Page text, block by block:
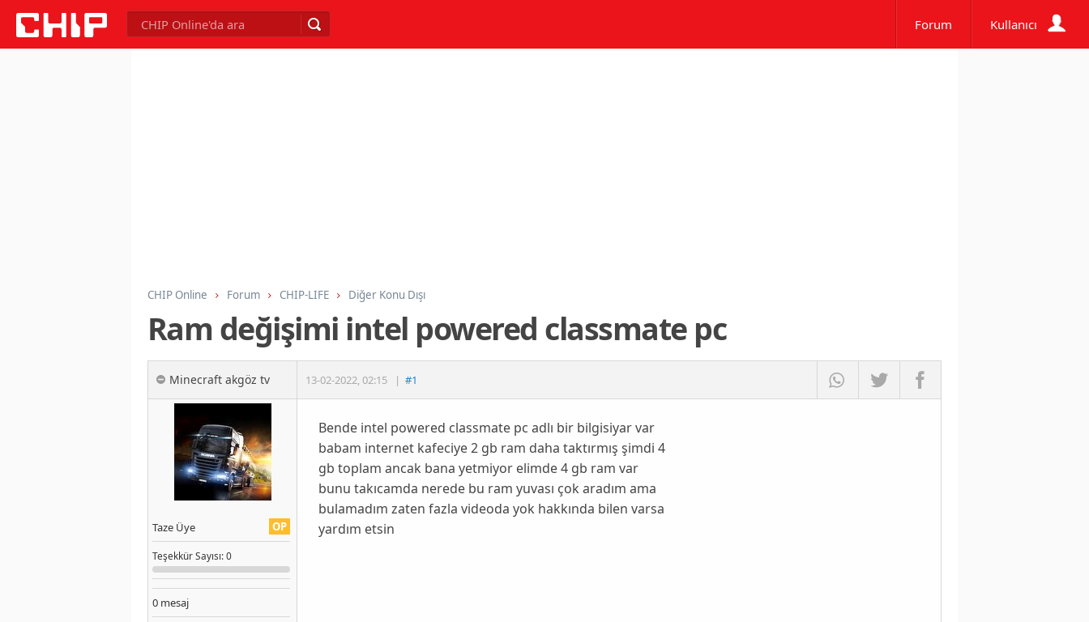
Forum Kullanıcı
CHIP Online Forum CHIP-LIFE Diğer Konu Dışı
Ram değişimi intel powered classmate pc
Minecraft akgöz tv 13-02-2022,02:15 | #1
OP
Taze Üye
TeşekkürSayısı: 0
0 mesaj
Bende intel powered classmate pc adlı bir bilgisiyar var
babam internet kafeciye 2 gb ram daha taktırmış şimdi 4
gb toplam ancak bana yetmiyor elimde 4 gb ram var
bunu takıcamda nerede bu ram yuvası çok aradım ama
bulamadım zaten fazla videoda yok hakkında bilen varsa
yardım etsin